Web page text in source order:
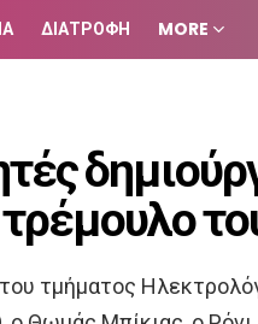
ΔΙΑΤΡΟΦΉ MORE
του τμήματος